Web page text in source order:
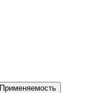
Применяемость